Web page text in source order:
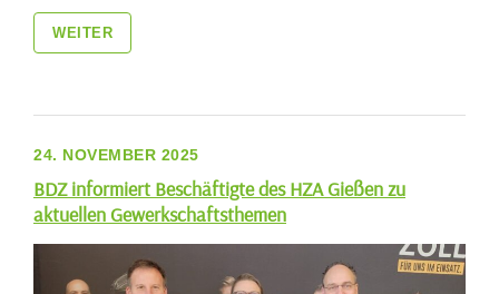
WEITER
24. NOVEMBER 2025
BDZ informiert Beschäftigte des HZA Gießen zu
aktuellen Gewerkschaftsthemen